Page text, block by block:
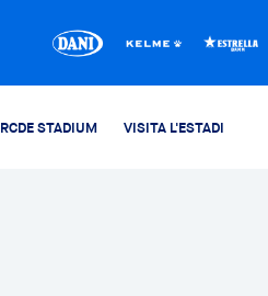
RCDE STADIUM VISITA L'ESTADI